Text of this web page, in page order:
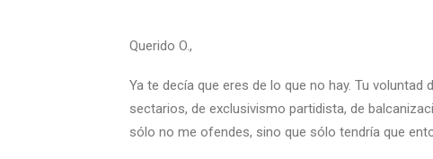
Querido O.,
Ya te decía que eres de lo que no hay. Tu
sectarios, de exclusivismo partidista, de
sólo no me ofendes, sino que sólo tendría que